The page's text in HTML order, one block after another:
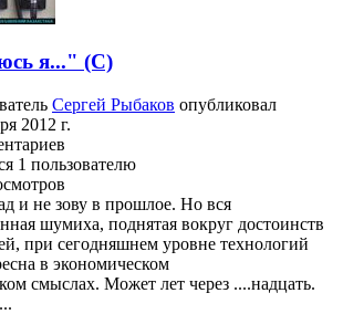
я..." (С)
Сергей Рыбаков опубликовал
2012 г.
1 пользователю
и не зову в прошлое. Но вся
шумиха, поднятая вокруг достоинств
при сегодняшнем уровне технологий
в экономическом
смыслах. Может лет через ....надцать.